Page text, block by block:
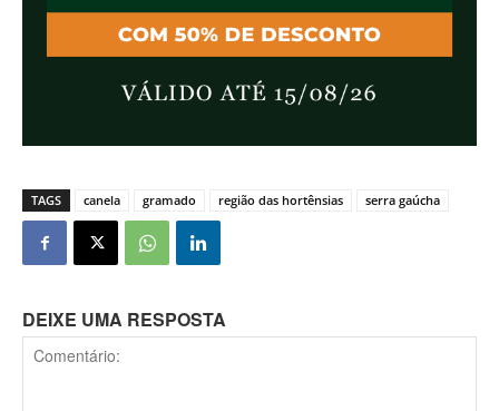
TAGS canela gramado região das hortênsias serra gaúcha
DEIXE UMA RESPOSTA